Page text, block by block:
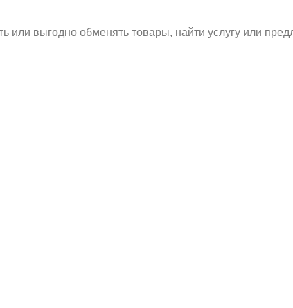
выгодно обменять товары, найти услугу или